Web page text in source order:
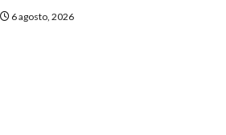
6 agosto, 2026